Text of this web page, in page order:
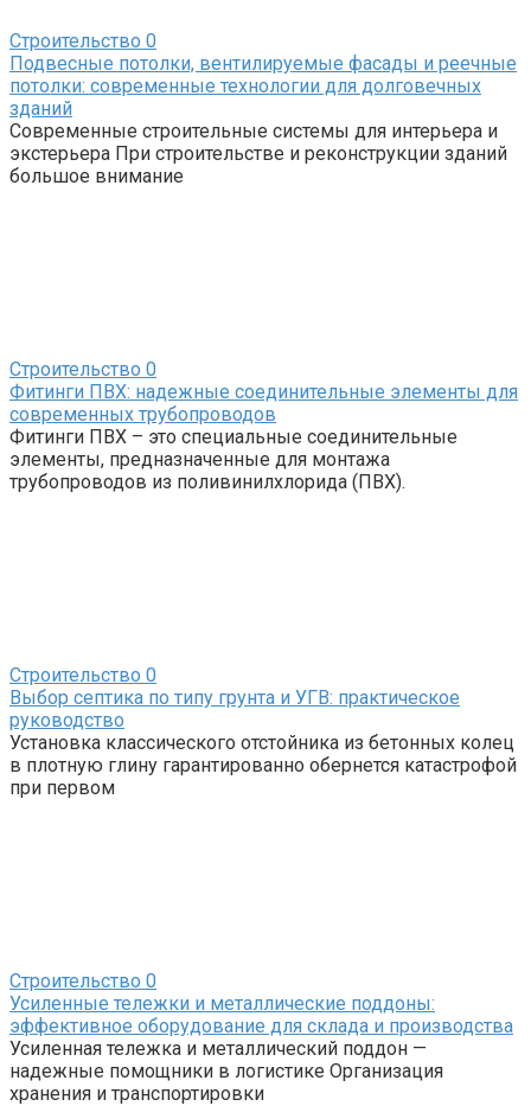
Строительство 0
Подвесные потолки, вентилируемые фасады и реечные
потолки: современные технологии для долговечных
зданий
Современные строительные системы для интерьера и
экстерьера При строительстве и реконструкции зданий
большое внимание
Строительство 0
Фитинги ПВХ: надежные соединительные элементы для
современных трубопроводов
Фитинги ПВХ – это специальные соединительные
элементы, предназначенные для монтажа
трубопроводов из поливинилхлорида (ПВХ).
Строительство 0
Выбор септика по типу грунта и УГВ: практическое
руководство
Установка классического отстойника из бетонных колец
в плотную глину гарантированно обернется катастрофой
при первом
Строительство 0
Усиленные тележки и металлические поддоны:
эффективное оборудование для склада и производства
Усиленная тележка и металлический поддон —
надежные помощники в логистике Организация
хранения и транспортировки